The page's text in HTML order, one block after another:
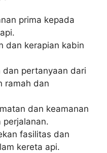
prima kepada
dan kerapian kabin
dan pertanyaan dari
ramah dan
dan keamanan
perjalanan.
fasilitas dan
kereta api.